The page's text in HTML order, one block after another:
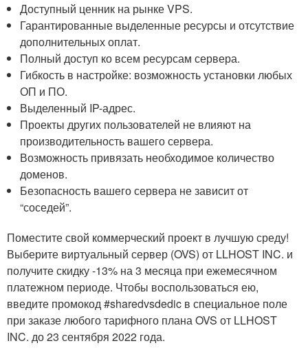
Доступный ценник на рынке VPS.
Гарантированные выделенные ресурсы и отсутствие
дополнительных оплат.
Полный доступ ко всем ресурсам сервера.
Гибкость в настройке: возможность установки любых
ОП и ПО.
Выделенный IP-адрес.
Проекты других пользователей не влияют на
производительность вашего сервера.
Возможность привязать необходимое количество
доменов.
Безопасность вашего сервера не зависит от
“соседей”.
Поместите свой коммерческий проект в лучшую среду!
Выберите виртуальный сервер (OVS) от LLHOST INC. и
получите скидку -13% на 3 месяца при ежемесячном
платежном периоде. Чтобы воспользоваться ею,
введите промокод #sharedvsdedic в специальное поле
при заказе любого тарифного плана OVS от LLHOST
INC. до 23 сентября 2022 года.